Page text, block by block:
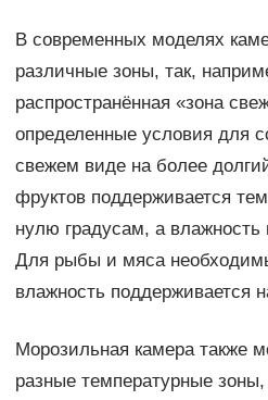
В современных моделях
различные зоны, так,
распространённая «зона
определенные условия для
свежем виде на более
фруктов поддерживается
нулю градусам, а влажность
Для рыбы и мяса
влажность поддерживается
Морозильная камера также
разные температурные